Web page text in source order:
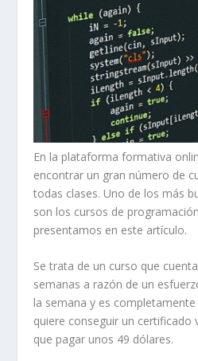
En la plataforma formativa
encontrar un gran número de
todas clases. Uno de los más
son los cursos de
presentamos en este artículo.
Se trata de un curso que
semanas a razón de un
la semana y es
quiere conseguir un certificado
que pagar unos 49 dólares.